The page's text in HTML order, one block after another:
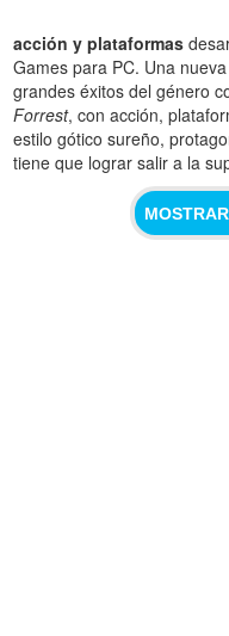
acción y plataformas
Games para PC. Una
grandes éxitos del género
Forrest, con acción,
estilo gótico sureño,
tiene que lograr salir a la